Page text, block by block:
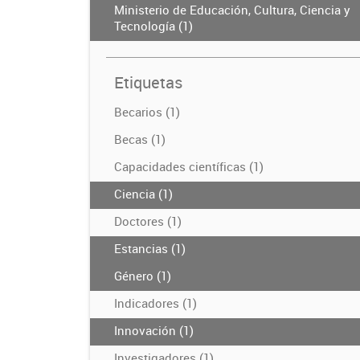
Ministerio de Educación, Cultura, Ciencia y
Tecnología (1)
Etiquetas
Becarios (1)
Becas (1)
Capacidades científicas (1)
Ciencia (1)
Doctores (1)
Estancias (1)
Género (1)
Indicadores (1)
Innovación (1)